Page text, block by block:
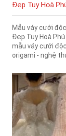
Đẹp Tuy Hoà
Mẫu váy cưới
Đẹp Tuy Hoà
mẫu váy cưới
origami - nghệ